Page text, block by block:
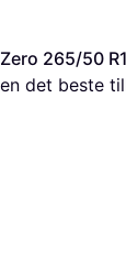
265/50
det beste